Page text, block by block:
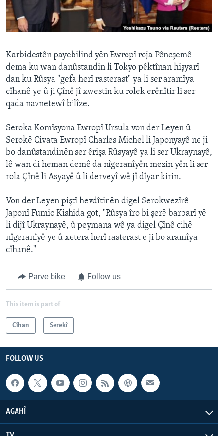
ÇAND Û HUNER
SERNIVÎS
Learning English
FOLLOW US
Zimanên Din
Karbidestên payebilind yên Ewropî roja Pêncşemê
dema ku wan danûstandin li Tokyo pêktînan hişyarî
dan ku Rûsya "gefa herî rasterast" ya li ser aramîya
cîhanê ye û ji Çînê jî xwestin ku rolek erênîtir li ser
qada navnetewî bilîze.
Seroka Komîsyona Ewropî Ursula von der Leyen û
Serokê Civata Ewropî Charles Michel li Japonyayê ne ji
bo danûstandinên ser êrişa Rûsyayê ya li ser Ukraynayê,
lê wan di heman demê da nîgeranîyên mezin yên li ser
rola Çînê li Asyayê û li derveyî wê jî dîyar kirin.
Von der Leyen piştî hevdîtinên digel Serokwezîrê
Japonî Fumio Kishida got, "Rûsya îro bi şerê barbarî yê
li dijî Ukraynayê, û peymana wê ya digel Çînê cihê
nîgeranîyê ye û xetera herî rasterast e ji bo aramîya
cîhanê."
Parve bike Follow us
This item is part of
Cîhan Serekî
FOLLOW US
AGAHÎ